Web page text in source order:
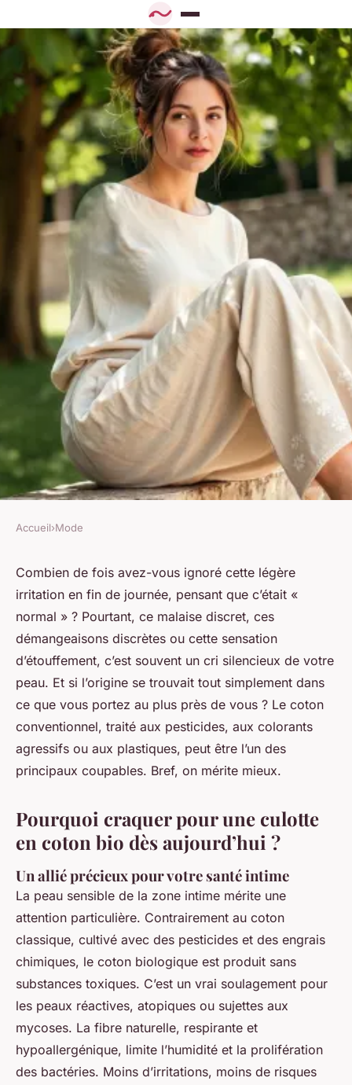
Top 5 culottes en coton bio
pour un confort et un style
éthique
Radegonda•17/03/2026 09:19• 10 min de lecture
Accueil›Mode
Combien de fois avez-vous ignoré cette légère
irritation en fin de journée, pensant que c’était «
normal » ? Pourtant, ce malaise discret, ces
démangeaisons discrètes ou cette sensation
d’étouffement, c’est souvent un cri silencieux de votre
peau. Et si l’origine se trouvait tout simplement dans
ce que vous portez au plus près de vous ? Le coton
conventionnel, traité aux pesticides, aux colorants
agressifs ou aux plastiques, peut être l’un des
principaux coupables. Bref, on mérite mieux.
Pourquoi craquer pour une culotte
en coton bio dès aujourd’hui ?
Un allié précieux pour votre santé intime
La peau sensible de la zone intime mérite une
attention particulière. Contrairement au coton
classique, cultivé avec des pesticides et des engrais
chimiques, le coton biologique est produit sans
substances toxiques. C’est un vrai soulagement pour
les peaux réactives, atopiques ou sujettes aux
mycoses. La fibre naturelle, respirante et
hypoallergénique, limite l’humidité et la prolifération
des bactéries. Moins d’irritations, moins de risques